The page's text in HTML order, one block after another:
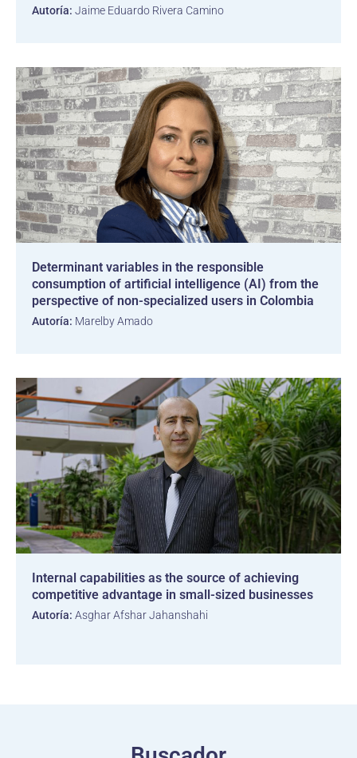
Autoría: Jaime Eduardo Rivera Camino
Determinant variables in the responsible
consumption of artificial intelligence (AI) from the
perspective of non-specialized users in Colombia
Autoría: Marelby Amado
Internal capabilities as the source of achieving
competitive advantage in small-sized businesses
Autoría: Asghar Afshar Jahanshahi